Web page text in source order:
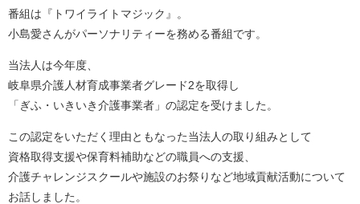
番組は『トワイライトマジック』。
小島愛さんがパーソナリティーを務める番組です。
当法人は今年度、
岐阜県介護人材育成事業者グレード2を取得し
「ぎふ・いきいき介護事業者」の認定を受けました。
この認定をいただく理由ともなった当法人の取り組みとして
資格取得支援や保育料補助などの職員への支援、
介護チャレンジスクールや施設のお祭りなど地域貢献活動について
お話しました。